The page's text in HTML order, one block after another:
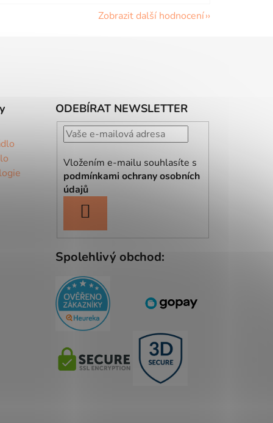
Zobrazit další hodnocení
ODEBÍRAT NEWSLETTER
Vložením e-mailu souhlasíte s
podmínkami ochrany osobních
údajů
SE
Spolehlivý obchod: